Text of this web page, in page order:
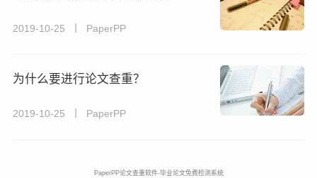
2019-10-25 丨 PaperPP
为什么要进行论文查重？
2019-10-25 丨 PaperPP
PaperPP论文查重软件-毕业论文免费检测系统